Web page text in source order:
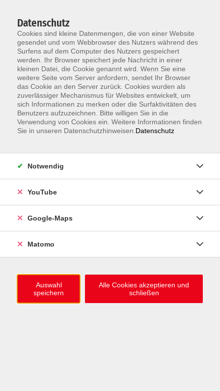
Zum Hauptinhalt springen
Neu ab 1.7.:Anmeldung zum Einbürgerungstest jetzt ohne
Terminvereinbarung –alle Infos
ZUM HERBST-WINTER-TRIMESTER
1.000 neue Kursideen online
Deutsch lernen
Datenschutz
Cookies sind kleine Datenmengen, die von einer Website
gesendet und vom Webbrowser des Nutzers während des
Surfens auf dem Computer des Nutzers gespeichert
werden. Ihr Browser speichert jede Nachricht in einer
kleinen Datei, die Cookie genannt wird. Wenn Sie eine
weitere Seite vom Server anfordern, sendet Ihr Browser
das Cookie an den Server zurück. Cookies wurden als
zuverlässiger Mechanismus für Websites entwickelt, um
sich Informationen zu merken oder die Surfaktivitäten des
Benutzers aufzuzeichnen. Bitte willigen Sie in die
Verwendung von Cookies ein. Weitere Informationen finden
Sie in unseren Datenschutzhinweisen. Datenschutz
Notwendig
YouTube
Google-Maps
Matomo
Auswahl
speichern
Alle Cookies akzeptieren und
schließen